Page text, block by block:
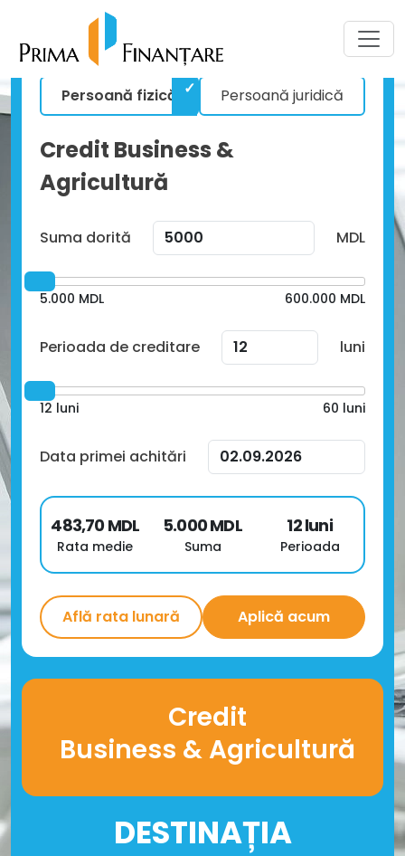
Credit
Business & Agricultură
DESTINAȚIA
Persoană fizică Persoană juridică
Credit Business &
Agricultură
Suma dorită MDL
5.000 MDL 600.000 MDL
Perioada de creditare luni
12 luni 60 luni
Data primei achitări
483,70MDL
Rata medie
5.000MDL
Suma
12luni
Perioada
Află rata lunară Aplică acum